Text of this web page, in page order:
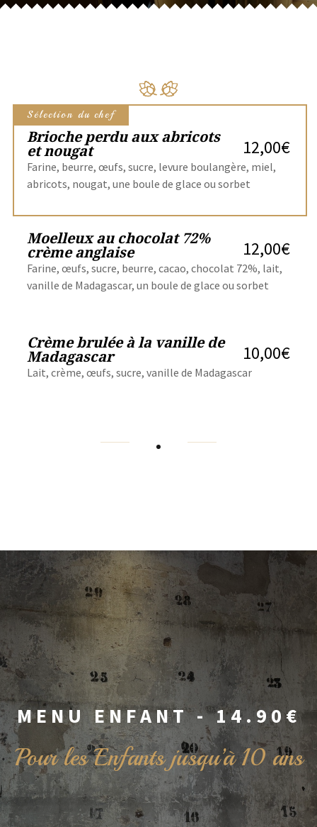
Sélection du chef
Brioche perdu aux abricots
et nougat
12,00€
Farine, beurre, œufs, sucre, levure boulangère, miel,
abricots, nougat, une boule de glace ou sorbet
Moelleux au chocolat 72%
crème anglaise
12,00€
Farine, œufs, sucre, beurre, cacao, chocolat 72%, lait,
vanille de Madagascar, un boule de glace ou sorbet
Crème brulée à la vanille de
Madagascar
10,00€
Lait, crème, œufs, sucre, vanille de Madagascar
MENU ENFANT - 14.90€
Pour les Enfants jusqu’à 10 ans